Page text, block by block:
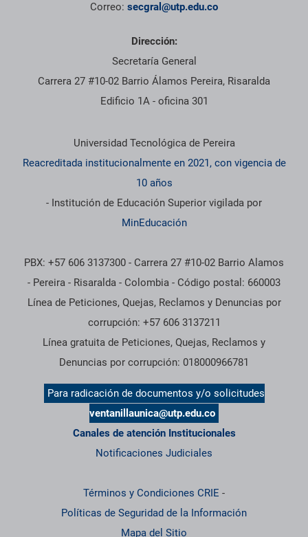
Correo: secgral@utp.edu.co
Dirección:
Secretaría General
Carrera 27 #10-02 Barrio Álamos Pereira, Risaralda
Edificio 1A - oficina 301
Información institucional
Universidad Tecnológica de Pereira
Reacreditada institucionalmente en 2021, con vigencia de
10 años
- Institución de Educación Superior vigilada por
MinEducación
PBX: +57 606 3137300 - Carrera 27 #10-02 Barrio Alamos
- Pereira - Risaralda - Colombia - Código postal: 660003
Línea de Peticiones, Quejas, Reclamos y Denuncias por
corrupción: +57 606 3137211
Línea gratuita de Peticiones, Quejas, Reclamos y
Denuncias por corrupción: 018000966781
Para radicación de documentos y/o solicitudes
ventanillaunica@utp.edu.co
Canales de atención Institucionales
Notificaciones Judiciales
Términos y Condiciones CRIE -
Políticas de Seguridad de la Información
Mapa del Sitio